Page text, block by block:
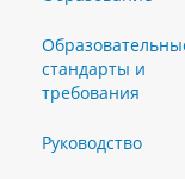
стандарты и
требования
Руководство